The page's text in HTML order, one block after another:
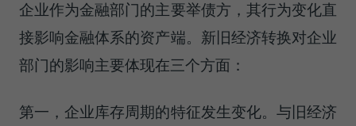
企业作为金融部门的主要举债方，其行为变化直
接影响金融体系的资产端。新旧经济转换对企业
部门的影响主要体现在三个方面：
第一，企业库存周期的特征发生变化。与旧经济